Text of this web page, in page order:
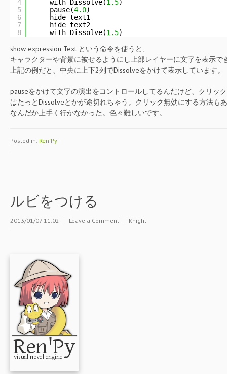
4
5
6
7
8
with Dissolve( 1.5)
pause(4.0)
hide text1
hide text2
with Dissolve(1.5)
show expression Text という命令を使うと、
キャラクターや背景に被せるようにし上部レイヤーに文字を表示で
上記の例だと、中央に上下2列でDissolveをかけて表示しています。
pauseをかけて文字の演出をコントロールしてるんだけど、クリッ
ぱたっとDissolveとかが途切れちゃう。クリック無効にする方法も
なんだか上手く行かなかった。色々難しいです。
Posted in: Ren'Py
ルビをつける
2013/01/07 11:02 Leave a Comment Knight